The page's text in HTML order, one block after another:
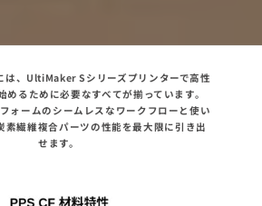
は、UltiMaker Sシリーズプリンターで高性
めるために必要なすべてが揃っています。
ォームのシームレスなワークフローと使い
素繊維複合パーツの性能を最大限に引き出
せます。